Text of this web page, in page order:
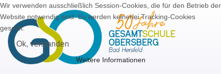
Wir verwenden ausschließlich Session-Cookies, die für den Betrieb der
Website notwendig sind. Es werden keinerlei Tracking-Cookies
gesetzt.
Ok, verstanden
Weitere Informationen